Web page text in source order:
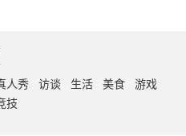
人秀 访谈 生活 美食
游戏
技